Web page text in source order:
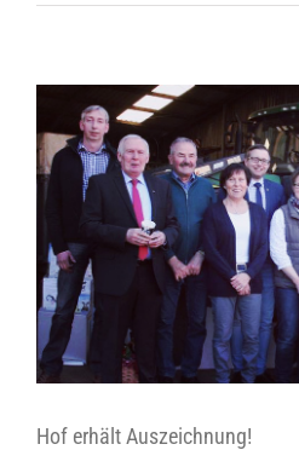
Hof erhält Auszeichnung!